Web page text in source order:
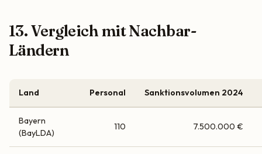
13. Vergleich mit Nachbar-
Ländern
Land Personal Sanktionsvolumen 2024
Bayern
(BayLDA)
110 7.500.000 €